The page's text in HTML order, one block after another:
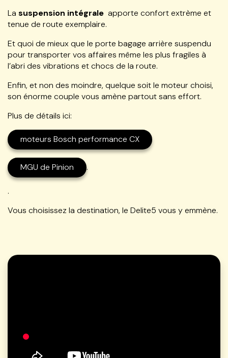
La suspension intégrale apporte confort extrème et
tenue de route exemplaire.
Et quoi de mieux que le porte bagage arrière suspendu
pour transporter vos affaires même les plus fragiles à
l’abri des vibrations et chocs de la route.
Enfin, et non des moindre, quelque soit le moteur choisi,
son énorme couple vous amène partout sans effort.
Plus de détails ici:
moteurs Bosch performance CX
MGU de Pinion .
.
Vous choisissez la destination, le Delite5 vous y emmène.